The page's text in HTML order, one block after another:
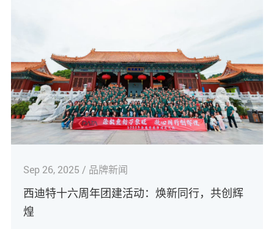
Sep 26, 2025 / 品牌新闻
西迪特十六周年团建活动：焕新同行，共创辉
煌